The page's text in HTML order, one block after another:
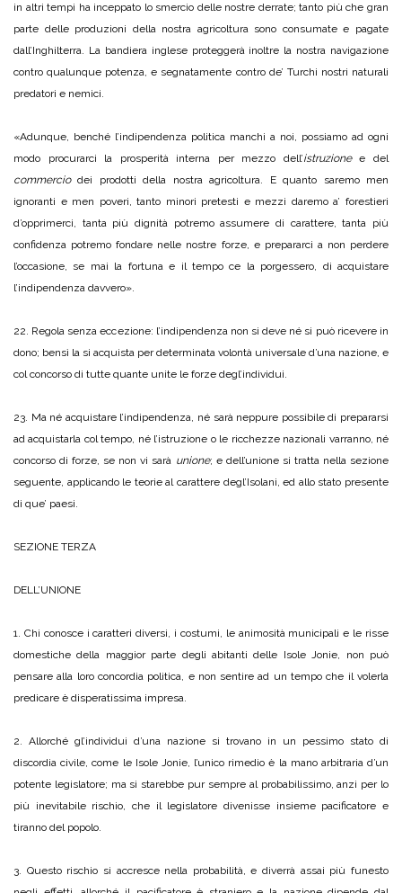
in altri tempi ha inceppato lo smercio delle nostre derrate; tanto più che gran
parte delle produzioni della nostra agricoltura sono consumate e pagate
dall’Inghilterra. La bandiera inglese proteggerà inoltre la nostra navigazione
contro qualunque potenza, e segnatamente contro de’ Turchi nostri naturali
predatori e nemici.
«Adunque, benché l’indipendenza politica manchi a noi, possiamo ad ogni
modo procurarci la prosperità interna per mezzo dell’istruzionee del
commerciodei prodotti della nostra agricoltura. E quanto saremo men
ignoranti e men poveri, tanto minori pretesti e mezzi daremo a’ forestieri
d’opprimerci, tanta più dignità potremo assumere di carattere, tanta più
confidenza potremo fondare nelle nostre forze, e prepararci a non perdere
l’occasione, se mai la fortuna e il tempo ce la porgessero, di acquistare
l’indipendenza davvero».
22. Regola senza eccezione: l’indipendenza non si deve né si può ricevere in
dono; bensì la si acquista per determinata volontà universale d’una nazione, e
col concorso di tutte quante unite le forze degl’individui.
23. Ma né acquistare l’indipendenza, né sarà neppure possibile di prepararsi
ad acquistarla col tempo, né l’istruzione o le ricchezze nazionali varranno, né
concorso di forze, se non vi sarà unione; e dell’unione si tratta nella sezione
seguente, applicando le teorie al carattere degl’Isolani, ed allo stato presente
di que’ paesi.
SEZIONE TERZA
DELL’UNIONE
1. Chi conosce i caratteri diversi, i costumi, le animosità municipali e le risse
domestiche della maggior parte degli abitanti delle Isole Jonie, non può
pensare alla loro concordia politica, e non sentire ad un tempo che il volerla
predicare è disperatissima impresa.
2. Allorché gl’individui d’una nazione si trovano in un pessimo stato di
discordia civile, come le Isole Jonie, l’unico rimedio è la mano arbitraria d’un
potente legislatore; ma si starebbe pur sempre al probabilissimo, anzi per lo
più inevitabile rischio, che il legislatore divenisse insieme pacificatore e
tiranno del popolo.
3. Questo rischio si accresce nella probabilità, e diverrà assai più funesto